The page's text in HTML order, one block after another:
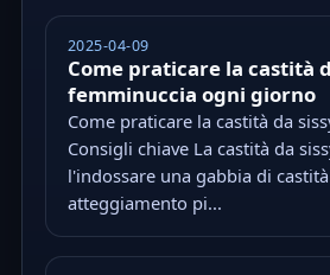
2025-04-09
Come praticare la castità
femminuccia ogni giorno
Come praticare la castità da
Consigli chiave La castità da
l'indossare una gabbia di
atteggiamento pi...